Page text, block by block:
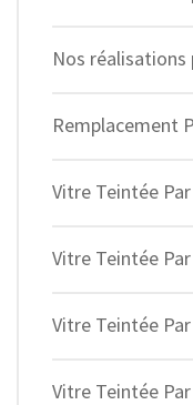
Nos réalisations
Remplacement
Vitre Teintée
Vitre Teintée
Vitre Teintée
Vitre Teintée